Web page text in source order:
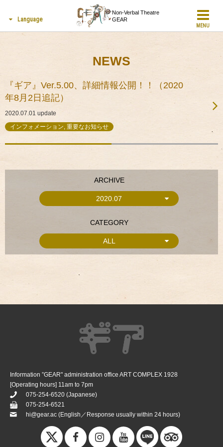
Non-Verbal Theatre
GEAR
MENU
Language
NEWS
『ギア』Ver.5.00、詳細情報公開！！（2020
年8月2日追記）
2020.07.01 update
インフォメーション, 重要なお知らせ
ARCHIVE
2020.07
CATEGORY
ALL
Information ”GEAR" administration office ART COMPLEX 1928
[Operating hours] 11am to 7pm
075-254-6520 (Japanese)
075-254-6521
hi@gear.ac (English／Response usually within 24 hours)